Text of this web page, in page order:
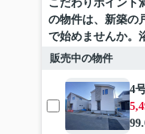
こだわりポイント
の物件は、新築の
で始めませんか。
販売中の物件
4